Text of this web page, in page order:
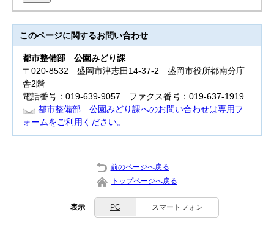
このページに関するお問い合わせ
都市整備部公園みどり課
〒020-8532 盛岡市津志田14-37-2 盛岡市役所都南分庁
舎2階
電話番号：019-639-9057 ファクス番号：019-637-1919
都市整備部 公園みどり課へのお問い合わせは専用フ
ォームをご利用ください。
前のページへ戻る
トップページへ戻る
表示 PC スマートフォン